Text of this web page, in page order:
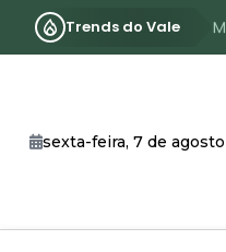
Trends do Vale
sexta-feira, 7 de